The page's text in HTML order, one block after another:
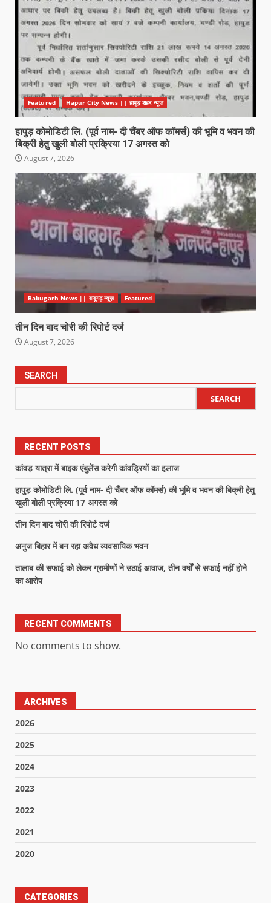
Featured Hapur City News || हापुड़ शहर न्यूज़
हापुड़ कोमोडिटी लि. (पूर्व नाम- दी चैंबर ऑफ कॉमर्स) की भूमि व भवन की
बिक्री हेतु खुली बोली प्रक्रिया 17 अगस्त को
August 7, 2026
Babugarh News || बाबूगढ़ न्यूज़ Featured
तीन दिन बाद चोरी की रिपोर्ट दर्ज
August 7, 2026
SEARCH
SEARCH
RECENT POSTS
कांवड़ यात्रा में बाइक एंबुलेंस करेगी कांवड्रियों का इलाज
हापुड़ कोमोडिटी लि. (पूर्व नाम- दी चैंबर ऑफ कॉमर्स) की भूमि व भवन की बिक्री हेतु
खुली बोली प्रक्रिया 17 अगस्त को
तीन दिन बाद चोरी की रिपोर्ट दर्ज
अनुज बिहार में बन रहा अवैध व्यवसायिक भवन
तालाब की सफाई को लेकर ग्रामीणों ने उठाई आवाज, तीन वर्षों से सफाई नहीं होने
का आरोप
RECENT COMMENTS
No comments to show.
ARCHIVES
2026
2025
2024
2023
2022
2021
2020
CATEGORIES